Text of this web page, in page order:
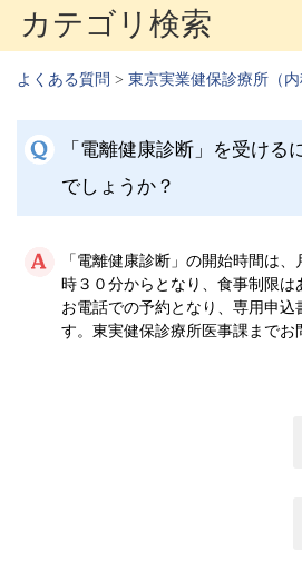
カテゴリ検索
よくある質問 > 東京実業健保診療所（内
「電離健康診断」を受ける
でしょうか？
「電離健康診断」の開始時間は
時３０分からとなり、食事制限は
お電話での予約となり、専用申込
す。東実健保診療所医事課までお